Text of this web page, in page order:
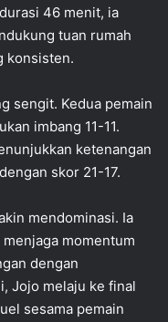
46 menit, ia
tuan rumah
konsisten.
sengit. Kedua pemain
imbang 11-11.
ketenangan
skor 21-17.
mendominasi. Ia
momentum
dengan
Jojo melaju ke final
sesama pemain